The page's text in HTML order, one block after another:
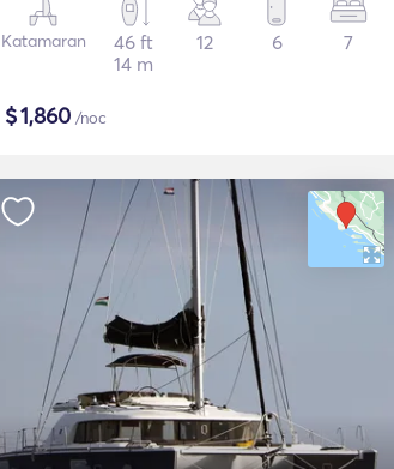
Katamaran
46 ft
14 m
12 6 7
$1,860 /noc